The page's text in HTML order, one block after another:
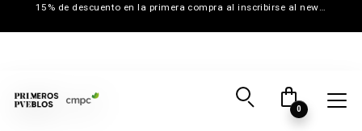
15% de descuento en la primera compra al inscribirse al newsletter
0